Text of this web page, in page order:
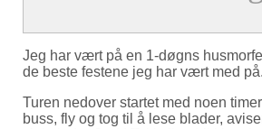
Jeg har vært på en 1-døgns
de beste festene jeg har vært med på.
Turen nedover startet med noen
buss, fly og tog til å lese blader,